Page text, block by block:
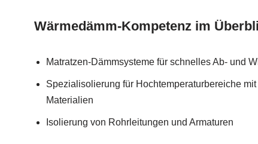
Wärmedämm-Kompetenz im
Matratzen-Dämmsysteme für schnelles Ab- und
Spezialisolierung für Hochtemperaturbereiche
Materialien
Isolierung von Rohrleitungen und Armaturen